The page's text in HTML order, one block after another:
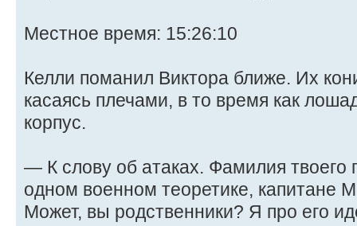
Местное время: 15:26:10
Келли поманил Виктора ближе. Их
касаясь плечами, в то время как
корпус.
— К слову об атаках. Фамилия твоего
одном военном теоретике, капитане
Может, вы родственники? Я про его